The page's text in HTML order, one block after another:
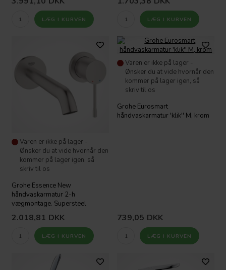
Varen er ikke på lager -
Ønsker du at vide hvornår den
kommer på lager igen, så
skriv til os
Grohe Essence New
håndvaskarmatur 2-h
vægmontage. Supersteel
2.018,81 DKK
Varen er ikke på lager -
Ønsker du at vide hvornår den
kommer på lager igen, så
skriv til os
Grohe Eurosmart
håndvaskarmatur 'klik'' M, krom
739,05 DKK